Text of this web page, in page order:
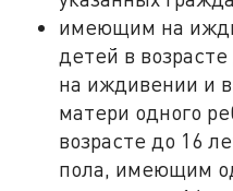
имеющим на
детей в
на иждивении и
матери одного
возрасте до 16
пола, имеющим